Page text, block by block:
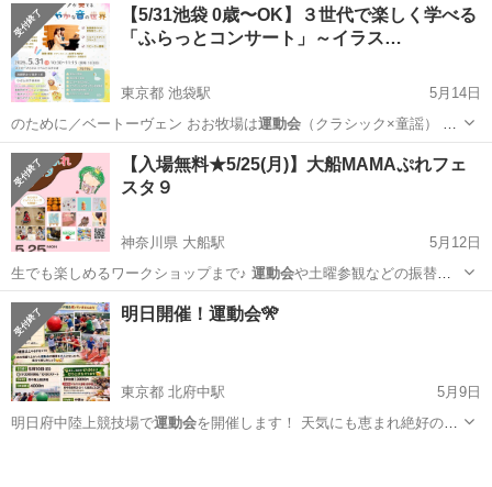
【5/31池袋 0歳〜OK】３世代で楽しく学べる
「ふらっとコンサート」～イラス…
東京都 池袋駅
5月14日
のために／ベートーヴェン おお牧場は運動会（クラシック×童謡） 海
の見える街／…
東京 豊島区 池袋駅 コンサート/ショー
【入場無料★5/25(月)】大船MAMAぷれフェ
スタ９
神奈川県 大船駅
5月12日
生でも楽しめるワークショップまで♪ 運動会や土曜参観などの振替で
お休みになった子…
神奈川 鎌倉市 大船駅 地域/お祭り
明日開催！運動会🎌
東京都 北府中駅
5月9日
明日府中陸上競技場で運動会を開催します！ 天気にも恵まれ絶好の